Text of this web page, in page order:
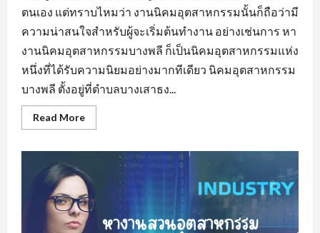
ตนเอง แต่ทราบไหมว่า งานนิคมอุตสาหกรรมนั้นก็ถือว่ามี
ความน่าสนใจสำหรับผู้จะเริ่มต้นทำงาน อย่างเช่นการ หา
งานนิคมอุตสาหกรรมบางพลี ก็เป็นนิคมอุตสาหกรรมแห่ง
หนึ่งที่ได้รับความนิยมอย่างมากทีเดียว นิคมอุตสาหกรรม
บางพลี ตั้งอยู่ที่ตำบลบางเสาธง...
Read MoreRead
more
อุตสาหกรรม
บางพลี
มี
อะไร
น่า
สนใจ